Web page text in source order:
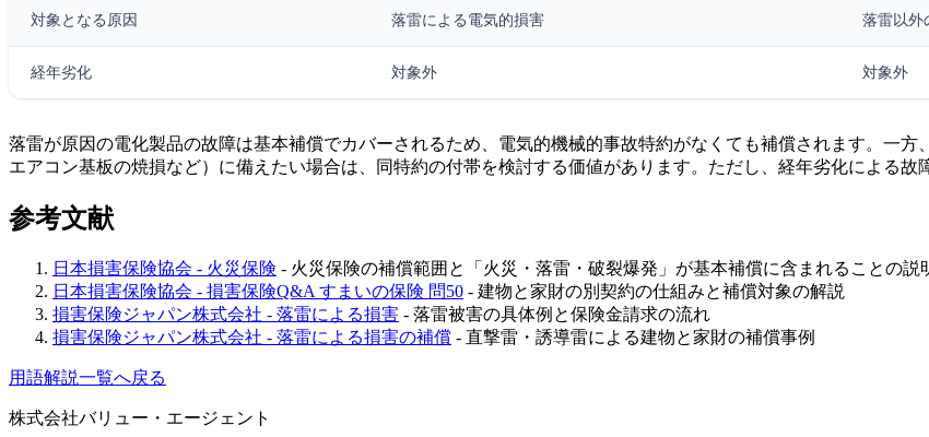
対象となる原因 落雷による電気的損害 落雷以外
経年劣化 対象外 対象外
落雷が原因の電化製品の故障は基本補償でカバーされるため、電気的機械的事故特約がなくても補償されます。一
エアコン基板の焼損など）に備えたい場合は、同特約の付帯を検討する価値があります。ただし、経年劣化による故
参考文献
日本損害保険協会 - 火災保険 - 火災保険の補償範囲と「火災・落雷・破裂爆発」が基本補償に含まれることの説
日本損害保険協会 - 損害保険Q&A すまいの保険 問50 - 建物と家財の別契約の仕組みと補償対象の解説
損害保険ジャパン株式会社 - 落雷による損害 - 落雷被害の具体例と保険金請求の流れ
損害保険ジャパン株式会社 - 落雷による損害の補償 - 直撃雷・誘導雷による建物と家財の補償事例
用語解説一覧へ戻る
株式会社バリュー・エージェント